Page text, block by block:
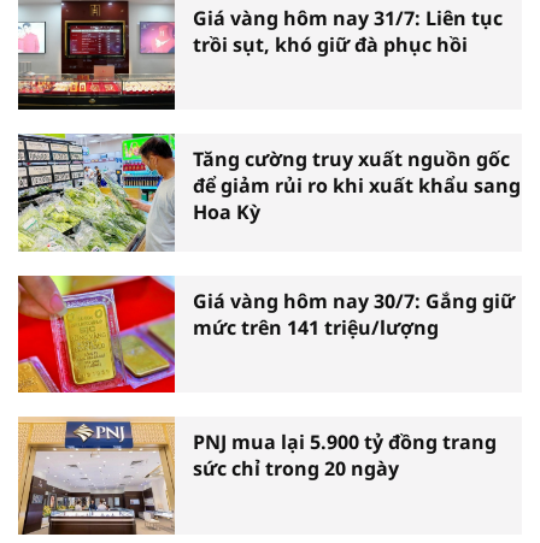
Giá vàng hôm nay 31/7: Liên tục
trồi sụt, khó giữ đà phục hồi
Tăng cường truy xuất nguồn gốc
để giảm rủi ro khi xuất khẩu sang
Hoa Kỳ
Giá vàng hôm nay 30/7: Gắng giữ
mức trên 141 triệu/lượng
PNJ mua lại 5.900 tỷ đồng trang
sức chỉ trong 20 ngày